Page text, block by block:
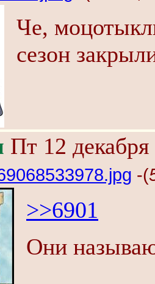
Че,
сезон
Пт 12
-(
>>6901
Они